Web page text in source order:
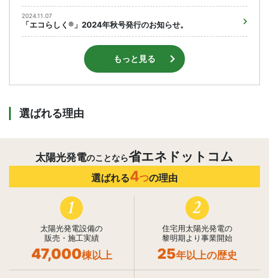
2024.11.07
「エコらしく®」2024年秋号発行のお知らせ。
もっと見る
選ばれる理由
太陽光発電のことなら省エネドットコム
選ばれる4つの理由
1
太陽光発電設備の
販売・施工実績
47,000棟以上
2
住宅用太陽光発電の
黎明期より事業開始
25年以上の歴史